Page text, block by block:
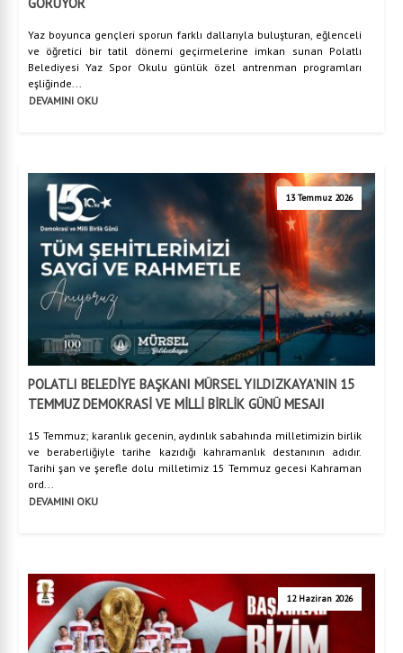
Yaz boyunca gençleri sporun farklı dallarıyla buluşturan, eğlenceli
ve öğretici bir tatil dönemi geçirmelerine imkan sunan Polatlı
Belediyesi Yaz Spor Okulu günlük özel antrenman programları
eşliğinde...
DEVAMINI OKU
13 Temmuz 2026
POLATLI BELEDİYE BAŞKANI MÜRSEL YILDIZKAYA’NIN 15
TEMMUZ DEMOKRASİ VE MİLLİ BİRLİK GÜNÜ MESAJI
15 Temmuz; karanlık gecenin, aydınlık sabahında milletimizin birlik
ve beraberliğiyle tarihe kazıdığı kahramanlık destanının adıdır.
Tarihi şan ve şerefle dolu milletimiz 15 Temmuz gecesi Kahraman
ord...
DEVAMINI OKU
12 Haziran 2026